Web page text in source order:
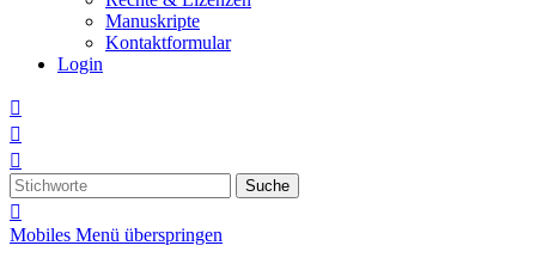
Manuskripte
Kontaktformular
Login



Suche

Mobiles Menü überspringen